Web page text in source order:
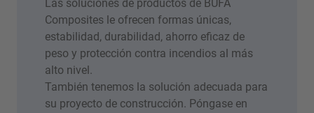
Las soluciones de productos de BÜFA
Composites le ofrecen formas únicas,
estabilidad, durabilidad, ahorro eficaz de
peso y protección contra incendios al más
alto nivel.
También tenemos la solución adecuada para
su proyecto de construcción. Póngase en